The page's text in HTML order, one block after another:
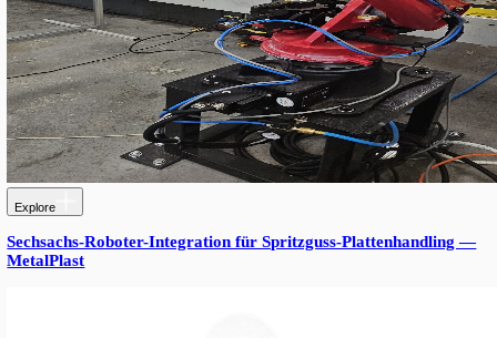
• Integrierte Steuerungs- und Sicherheitssysteme
Automatisiertes Doppelkopf-Etikettiersystem:
Auf der Maschine wurden Etikettierköpfe der LH-Serie der
installiert, die eine präzise, gleichmäßige und reproduzierbare
Etikettenapplikation gewährleisten.
Die Doppelkopf-Konfiguration ermöglicht das gleichzeitige
Front- und Körperetikett, was die Produktionsgeschwindigkeit
einheitliches Erscheinungsbild sicherstellt.
Der Sammeltisch am Ausgang der Linie sorgt für einen